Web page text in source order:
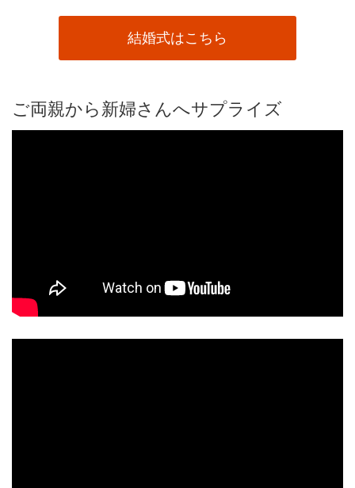
結婚式はこちら
ご両親から新婦さんへサプライズ